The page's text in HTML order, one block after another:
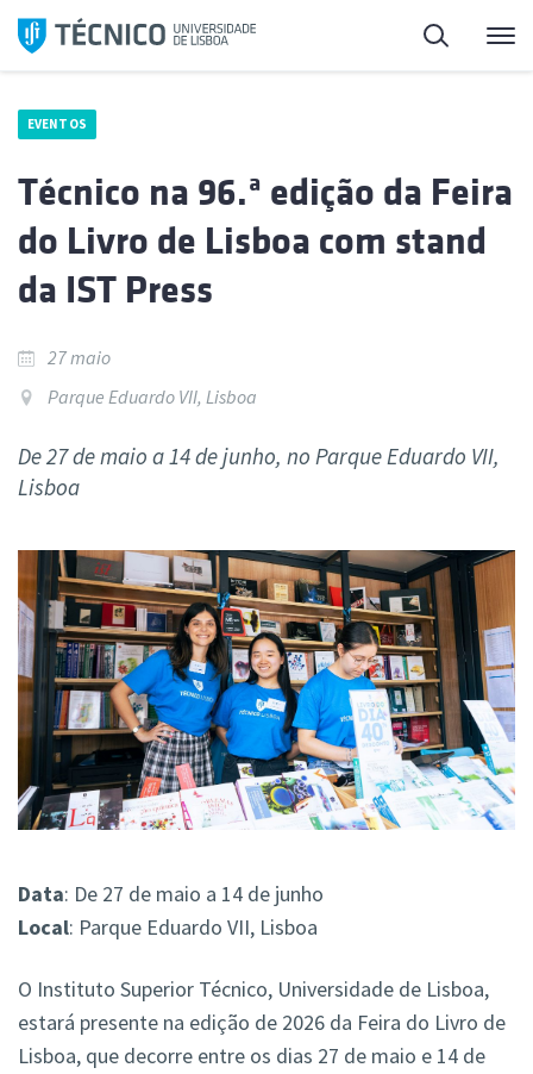
Saltar
para
Pesquisa
EVENTOS
Técnico na 96.ª edição da Feira
do Livro de Lisboa com stand
da IST Press
27 maio
Parque Eduardo VII, Lisboa
De 27 de maio a 14 de junho, no Parque Eduardo VII,
Lisboa
Data: De 27 de maio a 14 de junho
Local: Parque Eduardo VII, Lisboa
O Instituto Superior Técnico, Universidade de Lisboa,
estará presente na edição de 2026 da Feira do Livro de
Lisboa, que decorre entre os dias 27 de maio e 14 de